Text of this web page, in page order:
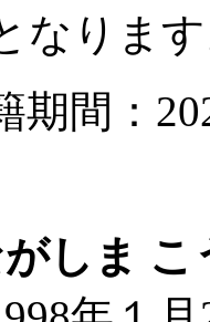
なりま
間：
しま こ